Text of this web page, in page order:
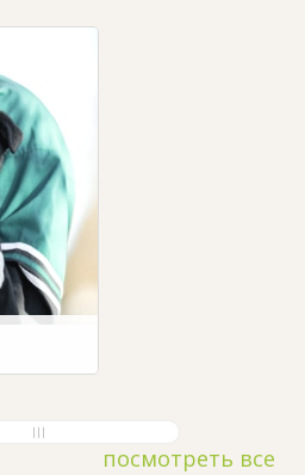
посмотреть все